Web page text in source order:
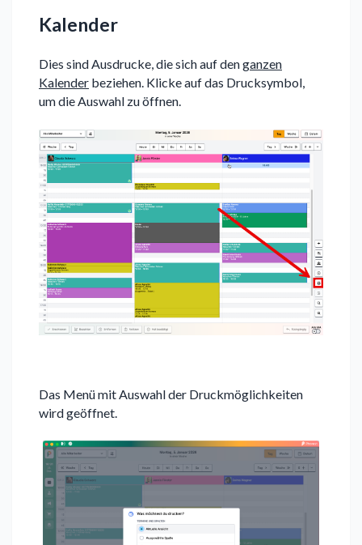
Kalender
Dies sind Ausdrucke, die sich auf denganzen
Kalender beziehen. Klicke auf das Drucksymbol,
um die Auswahl zu öffnen.
Das Menü mit Auswahl der Druckmöglichkeiten
wird geöffnet.